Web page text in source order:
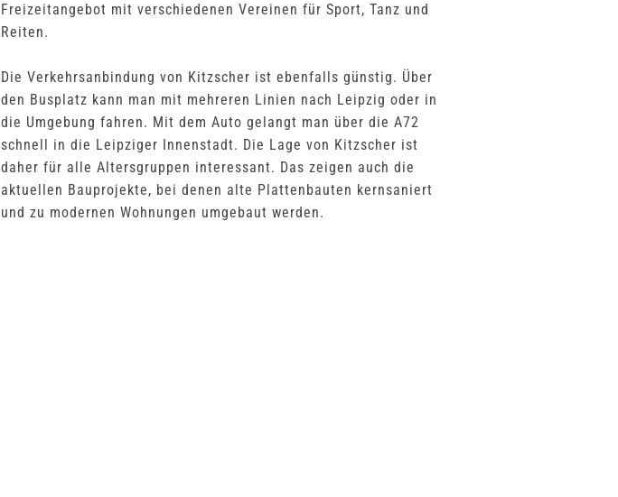
Freizeitangebot mit verschiedenen Vereinen für Sport, Tanz und
Reiten.
Die Verkehrsanbindung von Kitzscher ist ebenfalls günstig. Über
den Busplatz kann man mit mehreren Linien nach Leipzig oder in
die Umgebung fahren. Mit dem Auto gelangt man über die A72
schnell in die Leipziger Innenstadt. Die Lage von Kitzscher ist
daher für alle Altersgruppen interessant. Das zeigen auch die
aktuellen Bauprojekte, bei denen alte Plattenbauten kernsaniert
und zu modernen Wohnungen umgebaut werden.